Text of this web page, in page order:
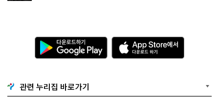
다
운
로
기
G
o
A
p
p
e
관련 누리집 바로가기